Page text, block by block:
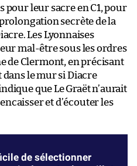
pour leur sacre en C1, pour
secrète de la
Les Lyonnaises
mal-être sous les ordres
de Clermont, en précisant
le mur si Diacre
que Le Graët n’aurait
et d’écouter les
de sélectionner